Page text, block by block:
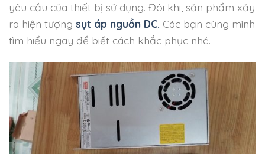
yêu cầu của thiết bị sử dụng. Đôi khi, sản phẩm xảy
ra hiện tượng sụt áp nguồn DC. Các bạn cùng mình
tìm hiểu ngay để biết cách khắc phục nhé.